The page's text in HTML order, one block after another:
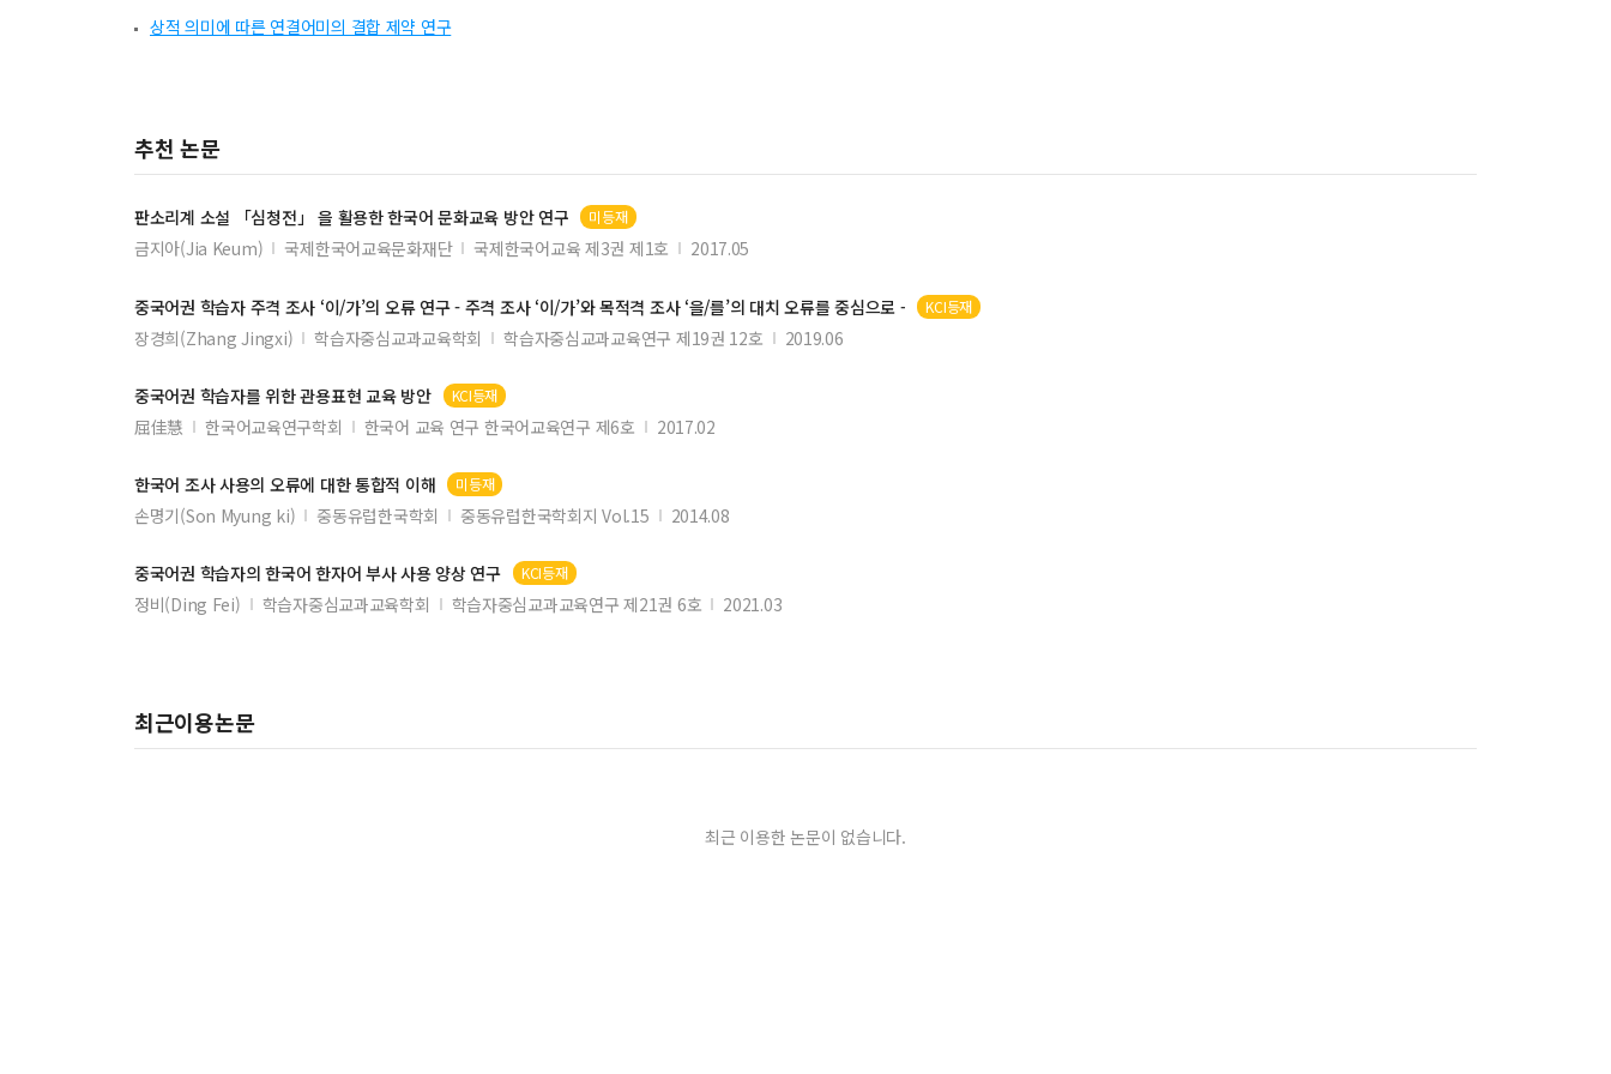
상적 의미에 따른 연결어미의 결합 제약 연구
추천 논문
판소리계 소설 「심청전」 을 활용한 한국어 문화교육 방안 연구 미등재
금지아(Jia Keum) 국제한국어교육문화재단 국제한국어교육 제3권 제1호 2017.05
중국어권 학습자주격 조사 ‘이/가’의 오류 연구 - 주격 조사 ‘이/가’와 목적격 조사 ‘을/를’의 대치 오류를 중심으로 - KCI등재
장경희(Zhang Jingxi) 학습자중심교과교육학회 학습자중심교과교육연구 제19권 12호 2019.06
중국어권 학습자를 위한 관용표현 교육 방안 KCI등재
屈佳慧 한국어교육연구학회 한국어 교육 연구 한국어교육연구 제6호 2017.02
한국어 조사 사용의 오류에 대한 통합적 이해 미등재
손명기(Son Myung ki) 중동유럽한국학회 중동유럽한국학회지 Vol.15 2014.08
중국어권 학습자의 한국어 한자어 부사 사용 양상 연구 KCI등재
정비(Ding Fei) 학습자중심교과교육학회 학습자중심교과교육연구 제21권 6호 2021.03
최근이용논문
최근 이용한 논문이 없습니다.